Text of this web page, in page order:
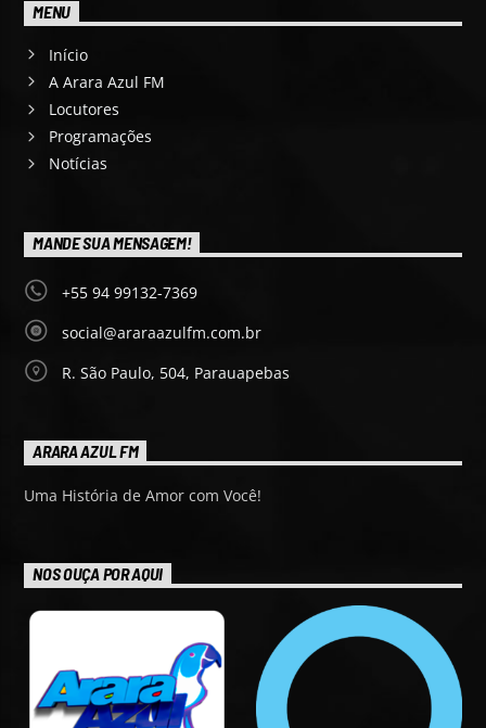
MENU
Início
A Arara Azul FM
Locutores
Programações
Notícias
MANDE SUA MENSAGEM!
+55 94 99132-7369
social@araraazulfm.com.br
R. São Paulo, 504, Parauapebas
ARARA AZUL FM
Uma História de Amor com Você!
NOS OUÇA POR AQUI